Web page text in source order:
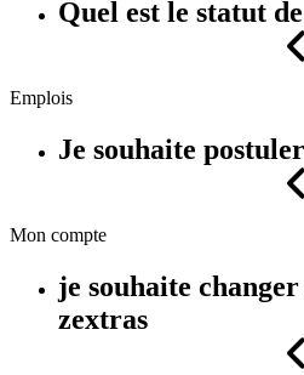
Quel est le statut
Emplois
Je souhaite
Mon compte
je souhaite
zextras